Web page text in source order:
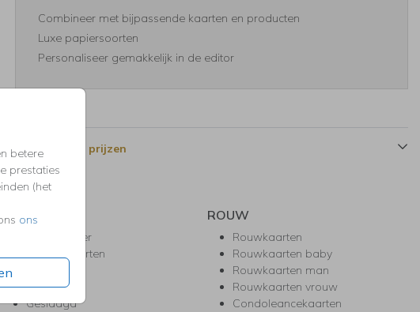
betere
prestaties
(het
ons
Combineer met bijpassende kaarten en producten
Luxe papiersoorten
Personaliseer gemakkelijk in de editor
Formaten en prijzen
FEEST
Babyshower
Bedankkaarten
Doopsel
Geslaagd
ROUW
Rouwkaarten
Rouwkaarten baby
Rouwkaarten man
Rouwkaarten vrouw
Condoleancekaarten